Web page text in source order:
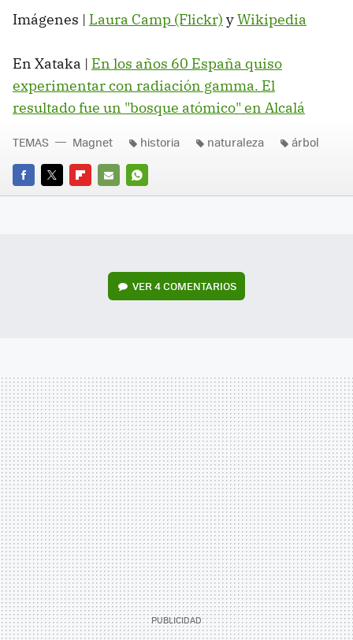
Imágenes | Laura Camp (Flickr) yWikipedia
En Xataka | En los años 60 España quiso
experimentar con radiación gamma. El
resultado fue un "bosque atómico" en Alcalá
FACEBOOK
TWITTERFLIPBOARD
E-
WHATSAPP
TEMAS Magnet historia naturaleza árbol
VER4 COMENTARIOS